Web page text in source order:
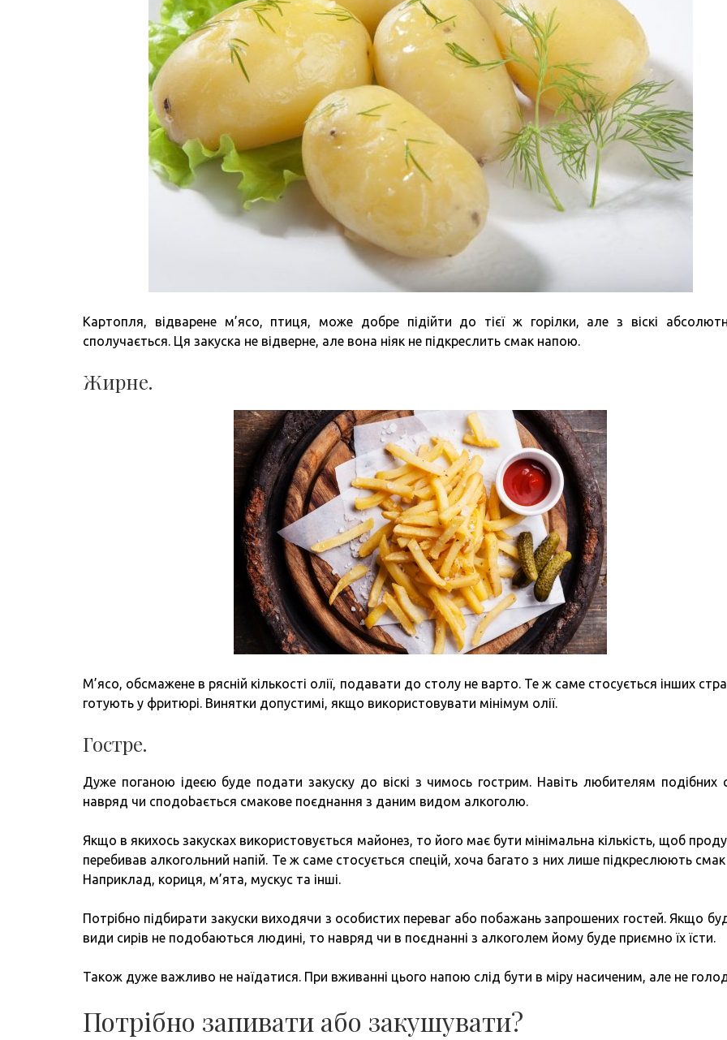
Картопля, відварене м’ясо, птиця, може добре підійти до тієї ж горілки, але з віскі
сполучається. Ця закуска не відверне, але вона ніяк не підкреслить смак напою.
Жирне.
М’ясо, обсмажене в рясній кількості олії, подавати до столу не варто. Те ж саме стосується інших
готують у фритюрі. Винятки допустимі, якщо використовувати мінімум олії.
Гостре.
Дуже поганою ідеєю буде подати закуску до віскі з чимось гострим. Навіть любителям подібних
навряд чи сподobaється смаковe поєднання з даним видом алкоголю.
Якщо в якихось закусках використовується майонез, то його має бути мінімальна кількість, щоб
перебивав алкогольний напій. Те ж саме стосується спецій, хоча багато з них лише підкреслюють смак
Наприклад, кориця, м’ята, мускус та інші.
Потрібно підбирати закуски виходячи з особистих переваг або побажань запрошених гостей. Якщо
види сирів не подобаються людині, то навряд чи в поєднанні з алкоголем йому буде приємно їх їсти.
Також дуже важливо не наїдатися. При вживанні цього напою слід бути в міру насиченим, але не
Потрібно запивати або закушувати?